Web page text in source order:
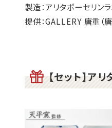
製造：アリタポーセリンラ
提供：GALLERY 唐重（唐
【セット】ア